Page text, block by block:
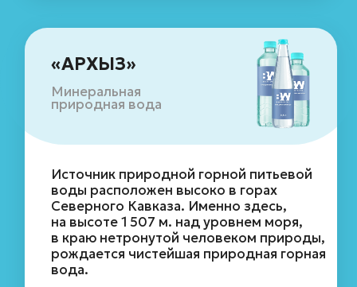
Каждая капля этой воды очищается
и насыщается полезными минералами,
Вода добывается из артезианских
скважин Гжельско-Ассельского
водоносного горизонта, что
гарантирует её высокое качество
и чистоту
Оставить заявку
«Черноголовка»
Питьевая вода
первой категории